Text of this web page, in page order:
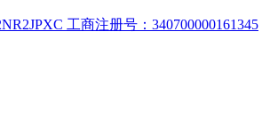
工商注册号：340700000161345